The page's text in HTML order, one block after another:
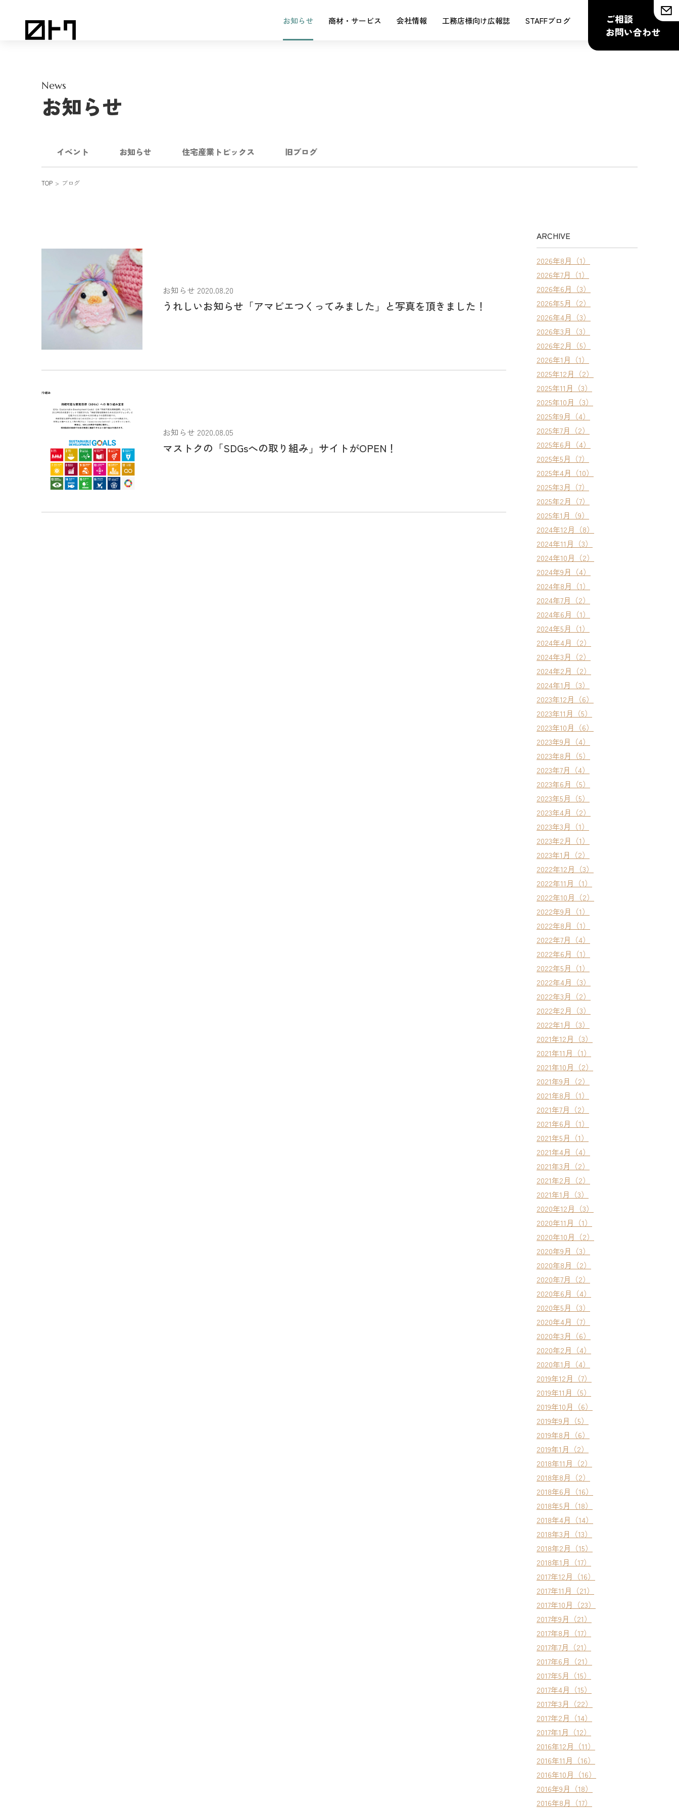
お知らせ 商材・サービス 会社情報 工務店様向け広報誌 STAFFブログ
ご相談
お問い合わせ
News
お知らせ
イベント お知らせ 住宅産業トピックス 旧ブログ
TOP ブログ
お知らせ 2020.08.20
うれしいお知らせ「アマビエつくってみました」と写真を頂きました！
お知らせ 2020.08.05
マストクの「SDGsへの取り組み」サイトがOPEN！
ARCHIVE
2026年8月（1）
2026年7月（1）
2026年6月（3）
2026年5月（2）
2026年4月（3）
2026年3月（3）
2026年2月（5）
2026年1月（1）
2025年12月（2）
2025年11月（3）
2025年10月（3）
2025年9月（4）
2025年7月（2）
2025年6月（4）
2025年5月（7）
2025年4月（10）
2025年3月（7）
2025年2月（7）
2025年1月（9）
2024年12月（8）
2024年11月（3）
2024年10月（2）
2024年9月（4）
2024年8月（1）
2024年7月（2）
2024年6月（1）
2024年5月（1）
2024年4月（2）
2024年3月（2）
2024年2月（2）
2024年1月（3）
2023年12月（6）
2023年11月（5）
2023年10月（6）
2023年9月（4）
2023年8月（5）
2023年7月（4）
2023年6月（5）
2023年5月（5）
2023年4月（2）
2023年3月（1）
2023年2月（1）
2023年1月（2）
2022年12月（3）
2022年11月（1）
2022年10月（2）
2022年9月（1）
2022年8月（1）
2022年7月（4）
2022年6月（1）
2022年5月（1）
2022年4月（3）
2022年3月（2）
2022年2月（3）
2022年1月（3）
2021年12月（3）
2021年11月（1）
2021年10月（2）
2021年9月（2）
2021年8月（1）
2021年7月（2）
2021年6月（1）
2021年5月（1）
2021年4月（4）
2021年3月（2）
2021年2月（2）
2021年1月（3）
2020年12月（3）
2020年11月（1）
2020年10月（2）
2020年9月（3）
2020年8月（2）
2020年7月（2）
2020年6月（4）
2020年5月（3）
2020年4月（7）
2020年3月（6）
2020年2月（4）
2020年1月（4）
2019年12月（7）
2019年11月（5）
2019年10月（6）
2019年9月（5）
2019年8月（6）
2019年1月（2）
2018年11月（2）
2018年8月（2）
2018年6月（16）
2018年5月（18）
2018年4月（14）
2018年3月（13）
2018年2月（15）
2018年1月（17）
2017年12月（16）
2017年11月（21）
2017年10月（23）
2017年9月（21）
2017年8月（17）
2017年7月（21）
2017年6月（21）
2017年5月（15）
2017年4月（15）
2017年3月（22）
2017年2月（14）
2017年1月（12）
2016年12月（11）
2016年11月（16）
2016年10月（16）
2016年9月（18）
2016年8月（17）